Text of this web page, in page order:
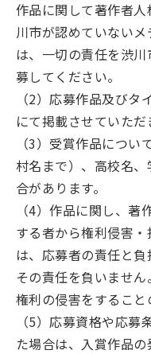
作品に関して著作者
川市が認めていない
は、一切の責任を渋
募してください。
（2）応募作品及び
にて掲載させていただ
（3）受賞作品につ
村名まで）、高校名
合があります。
（4）作品に関し、
する者から権利侵害
は、応募者の責任と
その責任を負いませ
権利の侵害をすること
（5）応募資格や応
た場合は、入賞作品